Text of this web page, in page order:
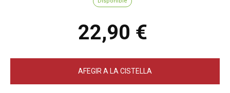
22,90 €
AFEGIR A LA CISTELLA